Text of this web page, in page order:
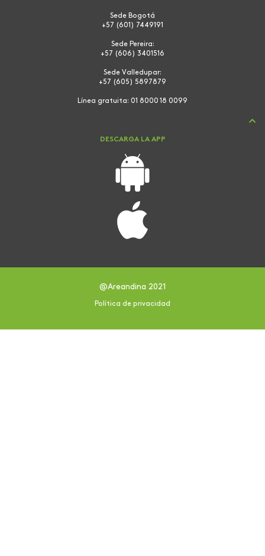
Sede Bogotá
+57 (601) 7449191
Sede Pereira:
+57 (606) 3401516
Sede Valledupar:
+57 (605) 5897879
Línea gratuita: 01 8000 18 0099
DESCARGA LA APP
@Areandina 2021
Política de privacidad